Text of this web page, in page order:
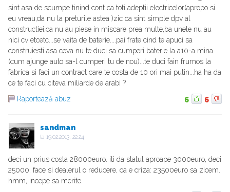
sint asa de scumpe tinind cont ca toti adeptii electricelor(apropo si
eu vreau,da nu la preturile astea )zic ca sint simple dpv al
constructiei,ca nu au piese in miscare prea multe,ba unele nu au
nici cv etcetc...se vaita de baterie....pai frate cind te apuci sa
construiesti asa ceva nu te duci sa cumperi baterie la a10-a mina
(cum ajunge auto sa-l cumperi tu de nou)...te duci fain frumos la
fabrica si faci un contract care te costa de 10 ori mai putin...ha ha da
ce te faci cu citeva miliarde de arabi ?
Raportează abuz
6 6
sandman
la 19.02.2013, 22:24
deci un prius costa 28000euro. iti da statul aproape 3000euro, deci
25000. face si dealerul o reducere, ca e criza: 23500euro sa zicem.
hmm, incepe sa merite.